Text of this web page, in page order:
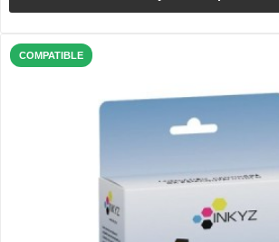
COMPATIBLE